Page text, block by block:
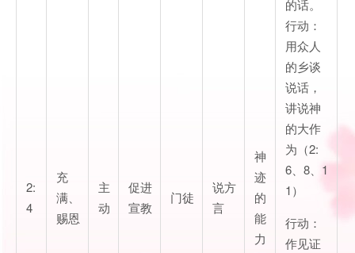
2:
4
充
满、
赐恩
主
动
促进
宣教
门徒
说方
言
神
迹
的
能
力
的话。
行动：
用众人
的乡谈
说话，
讲说神
的大作
为（2:
6、8、1
1）
行动：
作见证